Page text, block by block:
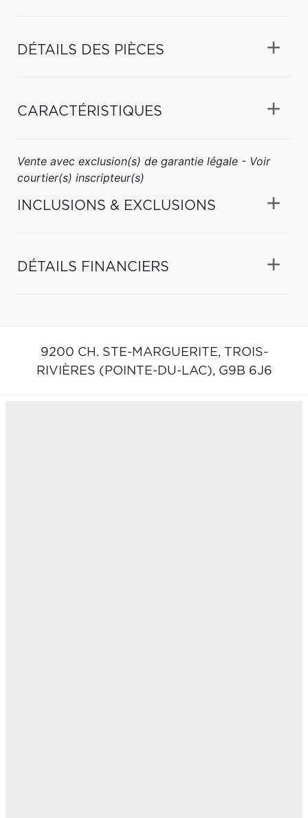
DÉTAILS DES PIÈCES
CARACTÉRISTIQUES
Vente avec exclusion(s) de garantie légale - Voir
courtier(s) inscripteur(s)
INCLUSIONS & EXCLUSIONS
DÉTAILS FINANCIERS
9200 CH. STE-MARGUERITE, TROIS-
RIVIÈRES (POINTE-DU-LAC), G9B 6J6